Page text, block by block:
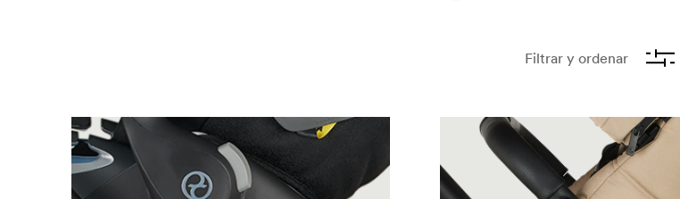
Filtrar y ordenar